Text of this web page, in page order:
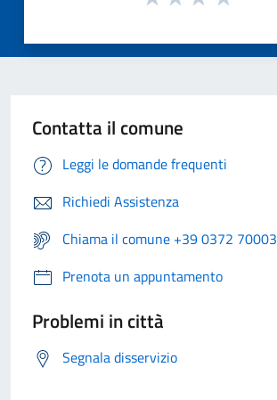
Contatta il comune
Leggi le domande frequenti
Richiedi Assistenza
Chiama il comune +39 0372 70003
Prenota un appuntamento
Problemi in città
Segnala disservizio